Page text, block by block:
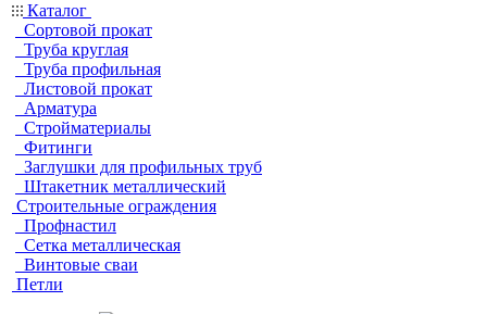
Каталог
Сортовой прокат
Труба круглая
Труба профильная
Листовой прокат
Арматура
Стройматериалы
Фитинги
Заглушки для профильных труб
Штакетник металлический
Строительные ограждения
Профнастил
Сетка металлическая
Винтовые сваи
Петли